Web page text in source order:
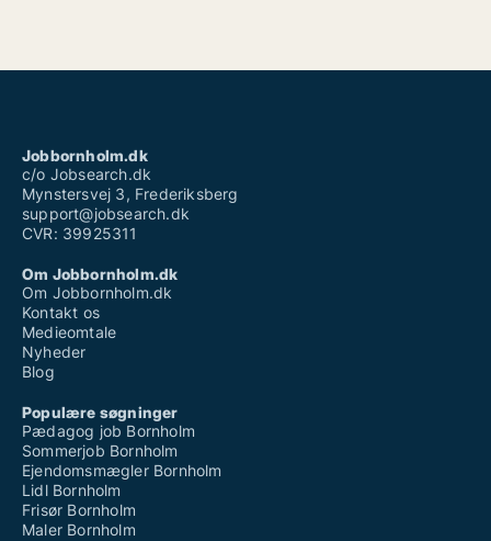
Jobbornholm.dk
c/o Jobsearch.dk
Mynstersvej 3, Frederiksberg
support@jobsearch.dk
CVR: 39925311
Om Jobbornholm.dk
Om Jobbornholm.dk
Kontakt os
Medieomtale
Nyheder
Blog
Populære søgninger
Pædagog job Bornholm
Sommerjob Bornholm
Ejendomsmægler Bornholm
Lidl Bornholm
Frisør Bornholm
Maler Bornholm